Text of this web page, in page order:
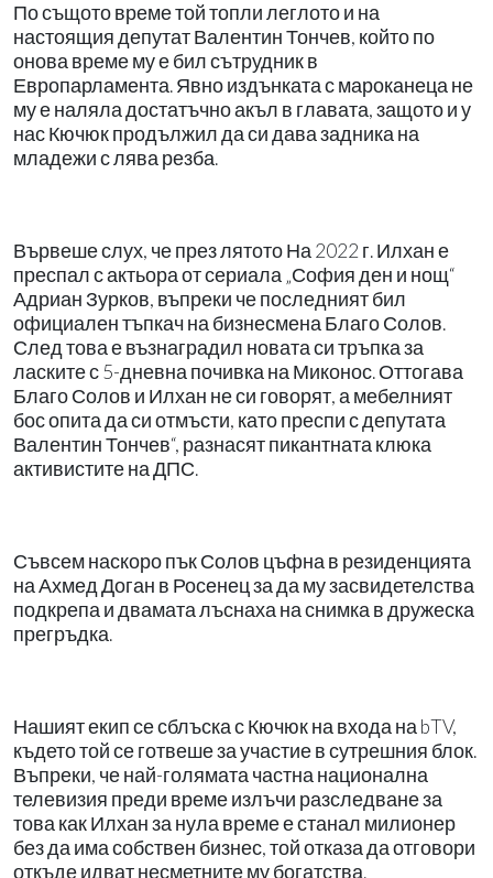
По същото време той топли леглото и на
настоящия депутат Валентин Тончев, който по
онова време му е бил сътрудник в
Европарламента. Явно издънката с мароканеца не
му е наляла достатъчно акъл в главата, защото и у
нас Кючюк продължил да си дава задника на
младежи с лява резба.
Вървеше слух, че през лятото На 2022 г. Илхан е
преспал с актьора от сериала „София ден и нощ“
Адриан Зурков, въпреки че последният бил
официален тъпкач на бизнесмена Благо Солов.
След това е възнаградил новата си тръпка за
ласките с 5-дневна почивка на Миконос. Оттогава
Благо Солов и Илхан не си говорят, а мебелният
бос опита да си отмъсти, като преспи с депутата
Валентин Тончев“, разнасят пикантната клюка
активистите на ДПС.
Съвсем наскоро пък Солов цъфна в резиденцията
на Ахмед Доган в Росенец за да му засвидетелства
подкрепа и двамата лъснаха на снимка в дружеска
прегръдка.
Нашият екип се сблъска с Кючюк на входа на bTV,
където той се готвеше за участие в сутрешния блок.
Въпреки, че най-голямата частна национална
телевизия преди време излъчи разследване за
това как Илхан за нула време е станал милионер
без да има собствен бизнес, той отказа да отговори
откъде идват несметните му богатства.